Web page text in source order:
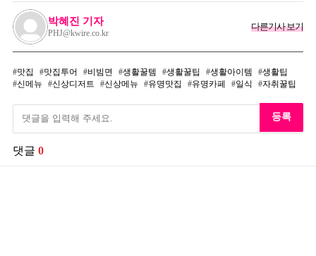
박혜진 기자
PHJ@kwire.co.kr
다른기사 보기
맛집 맛집투어 비빔면 생활꿀템 생활꿀팁 생활아이템
생활팁
신메뉴
신상디저트 신상메뉴 유명맛집 유명카페 일식 자취꿀팁
등록
댓글 0